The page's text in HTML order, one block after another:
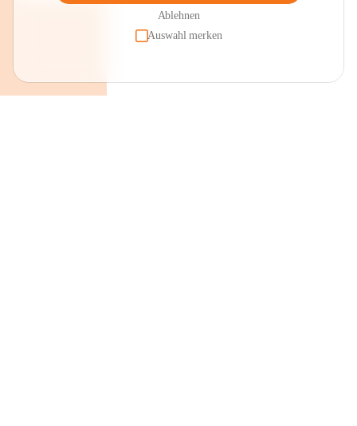
Ablehnen
Auswahl merken